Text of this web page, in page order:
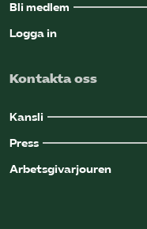
Mina sidor
Bli medlem
Logga in
Kontakta oss
Kansli
Press
Arbetsgivarjouren